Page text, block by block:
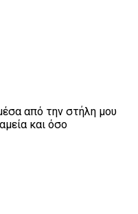
από την στήλη μου
και όσο